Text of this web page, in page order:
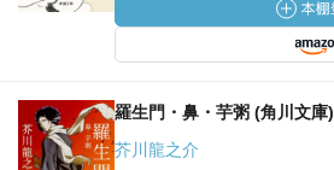
羅生門・鼻・芋粥 (角川文庫)
芥川龍之介